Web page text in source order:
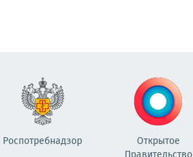
Роспотребнадзор
Открытое